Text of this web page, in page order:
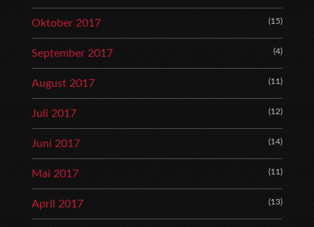
Oktober 2017 (15)
September 2017 (4)
August 2017 (11)
Juli 2017 (12)
Juni 2017 (14)
Mai 2017 (11)
April 2017 (13)